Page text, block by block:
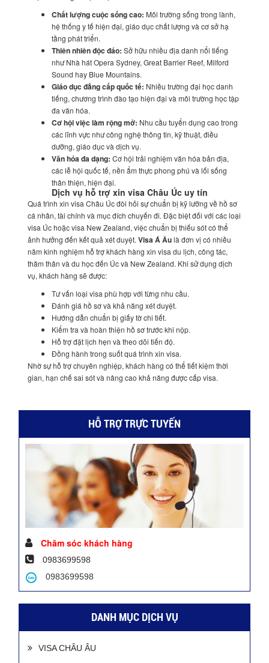
Chất lượng cuộc sống cao: Môi trường sống trong lành,
hệ thống y tế hiện đại, giáo dục chất lượng và cơ sở hạ
tầng phát triển.
Thiên nhiên độc đáo: Sở hữu nhiều địa danh nổi tiếng
như Nhà hát Opera Sydney, Great Barrier Reef, Milford
Sound hay Blue Mountains.
Giáo dục đẳng cấp quốc tế: Nhiều trường đại học danh
tiếng, chương trình đào tạo hiện đại và môi trường học tập
đa văn hóa.
Cơ hội việc làm rộng mở: Nhu cầu tuyển dụng cao trong
các lĩnh vực như công nghệ thông tin, kỹ thuật, điều
dưỡng, giáo dục và dịch vụ.
Văn hóa đa dạng: Cơ hội trải nghiệm văn hóa bản địa,
các lễ hội quốc tế, nền ẩm thực phong phú và lối sống
thân thiện, hiện đại.
Dịch vụ hỗ trợ xin visa Châu Úc uy tín
Quá trình xin visa Châu Úc đòi hỏi sự chuẩn bị kỹ lưỡng về hồ sơ
cá nhân, tài chính và mục đích chuyến đi. Đặc biệt đối với các loại
visa Úc hoặc visa New Zealand, việc chuẩn bị thiếu sót có thể
ảnh hưởng đến kết quả xét duyệt.Visa Á Âulà đơn vị có nhiều
năm kinh nghiệm hỗ trợ khách hàng xin visa du lịch, công tác,
thăm thân và du học đến Úc và New Zealand. Khi sử dụng dịch
vụ, khách hàng sẽ được:
Tư vấn loại visa phù hợp với từng nhu cầu.
Đánh giá hồ sơ và khả năng xét duyệt.
Hướng dẫn chuẩn bị giấy tờ chi tiết.
Kiểm tra và hoàn thiện hồ sơ trước khi nộp.
Hỗ trợ đặt lịch hẹn và theo dõi tiến độ.
Đồng hành trong suốt quá trình xin visa.
Nhờ sự hỗ trợ chuyên nghiệp, khách hàng có thể tiết kiệm thời
gian, hạn chế sai sót và nâng cao khả năng được cấp visa.
HỖ TRỢ TRỰC TUYẾN
Chăm sóc khách hàng
0983699598
0983699598
DANH MỤC DỊCH VỤ
VISA CHÂU ÂU